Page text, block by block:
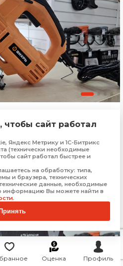
Оценка Профиль
чтобы сайт работал
Яндекс Метрику и 1С-Битрикс
(технически необходимые
сайт работал быстрее и
на обработку: типа,
и браузера, технических
данные, необходимые
информацию Вы можете найти в
.
Принять